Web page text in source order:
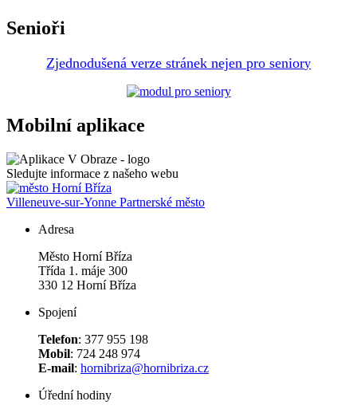
Senioři
Zjednodušená verze stránek nejen pro seniory
Mobilní aplikace
Sledujte informace z našeho webu
Villeneuve-sur-Yonne Partnerské město
Adresa
Město Horní Bříza
Třída 1. máje 300
330 12 Horní Bříza
Spojení
Telefon: 377 955 198
Mobil: 724 248 974
E-mail: hornibriza@hornibriza.cz
Úřední hodiny